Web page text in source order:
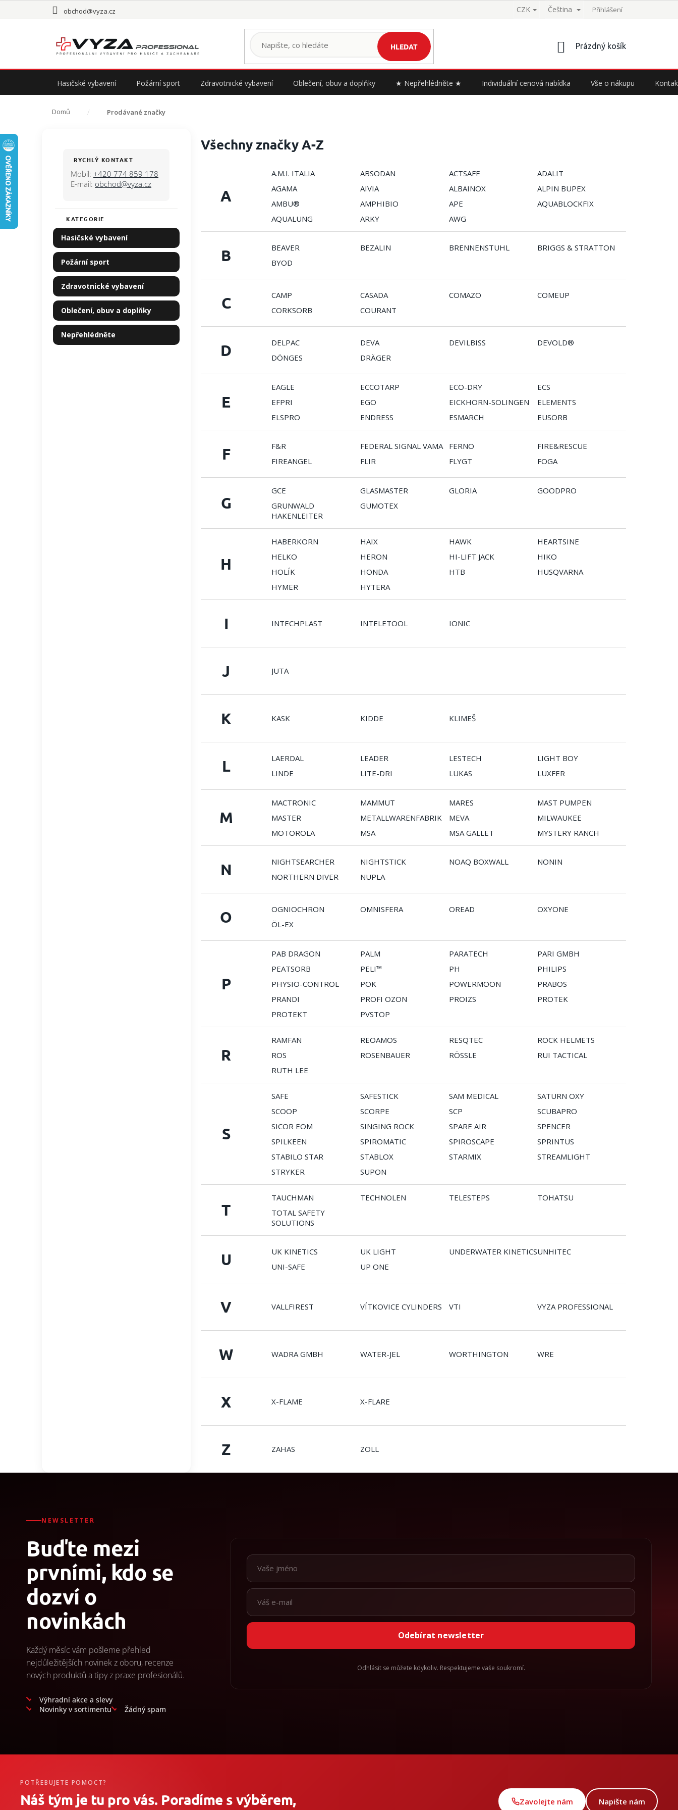
obchod@vyza.cz CZK Čeština Přihlášení
HLEDAT
NÁKUPNÍ
Prázdný košík
Hasičské vybavení Požární sport Zdravotnické vybavení Oblečení, obuv a doplňky ★ Nepřehlédněte ★ Individuální cenová nabídka Vše o nákupu
Domů Prodávané značky
RYCHLÝ KONTAKT
Mobil: +420 774 859 178
E-mail: obchod@vyza.cz
Přeskočit
kategorie
KATEGORIE
Hasičské vybavení
Požární sport
Zdravotnické vybavení
Oblečení, obuv a doplňky
Nepřehlédněte
Všechny značky A-Z
A
A.M.I. ITALIA ABSODAN ACTSAFE
ADALIT
AGAMA
AIVIA ALBAINOX
ALPIN BUPEX
AMBU®
AMPHIBIO APE
AQUABLOCKFIX
AQUALUNG
ARKY AWG
B BEAVER BEZALIN BRENNENSTUHL
BRIGGS & STRATTON
BYOD
C CAMP CASADA COMAZO
COMEUP
CORKSORB
COURANT
D DELPAC DEVA DEVILBISS
DEVOLD®
DÖNGES
DRÄGER
E
EAGLE ECCOTARP ECO-DRY
ECS
EFPRI
EGO EICKHORN-SOLINGEN
ELEMENTS
ELSPRO
ENDRESS ESMARCH EUSORB
F F&R FEDERAL SIGNAL VAMA FERNO
FIRE&RESCUE
FIREANGEL
FLIR FLYGT FOGA
G
GCE GLASMASTER GLORIA
GOODPRO
GRUNWALD
HAKENLEITER
GUMOTEX
H
HABERKORN HAIX HAWK
HEARTSINE
HELKO
HERON HI-LIFT JACK
HIKO
HOLÍK
HONDA HTB
HUSQVARNA
HYMER
HYTERA
I INTECHPLAST INTELETOOL IONIC
J JUTA
K KASK KIDDE KLIMEŠ
L LAERDAL LEADER LESTECH
LIGHT BOY
LINDE
LITE-DRI LUKAS LUXFER
M
MACTRONIC MAMMUT MARES
MAST PUMPEN
MASTER
METALLWARENFABRIK MEVA
MILWAUKEE
MOTOROLA
MSA MSA GALLET MYSTERY RANCH
N NIGHTSEARCHER NIGHTSTICK NOAQ BOXWALL
NONIN
NORTHERN DIVER
NUPLA
O OGNIOCHRON OMNISFERA OREAD
OXYONE
ÖL-EX
P
PAB DRAGON PALM PARATECH
PARI GMBH
PEATSORB
PELI™ PH
PHILIPS
PHYSIO-CONTROL
POK POWERMOON
PRABOS
PRANDI
PROFI OZON PROIZS
PROTEK
PROTEKT
PVSTOP
R
RAMFAN REOAMOS RESQTEC
ROCK HELMETS
ROS
ROSENBAUER RÖSSLE
RUI TACTICAL
RUTH LEE
S
SAFE SAFESTICK SAM MEDICAL
SATURN OXY
SCOOP
SCORPE SCP
SCUBAPRO
SICOR EOM
SINGING ROCK SPARE AIR
SPENCER
SPILKEEN
SPIROMATIC SPIROSCAPE
SPRINTUS
STABILO STAR
STABLOX STARMIX
STREAMLIGHT
STRYKER
SUPON
T
TAUCHMAN TECHNOLEN TELESTEPS
TOHATSU
TOTAL SAFETY
SOLUTIONS
U UK KINETICS UK LIGHT UNDERWATER KINETICSUNHITEC
UNI-SAFE
UP ONE
V VALLFIREST VÍTKOVICE CYLINDERS VTI VYZA PROFESSIONAL
W WADRA GMBH WATER-JEL WORTHINGTON WRE
X X-FLAME X-FLARE
Z ZAHAS ZOLL
NEWSLETTER
Buďte mezi
prvními, kdo se
dozví o
novinkách
Každý měsíc vám pošleme přehled
nejdůležitějších novinek z oboru, recenze
nových produktů a tipy z praxe profesionálů.
Výhradní akce a slevy
Novinky v sortimentu
Žádný spam
Odebírat newsletter
Odhlásit se můžete kdykoliv. Respektujeme vaše soukromí.
POTŘEBUJETE POMOCT?
Náš tým je tu pro vás. Poradíme s výběrem,
Zavolejte nám Napište nám